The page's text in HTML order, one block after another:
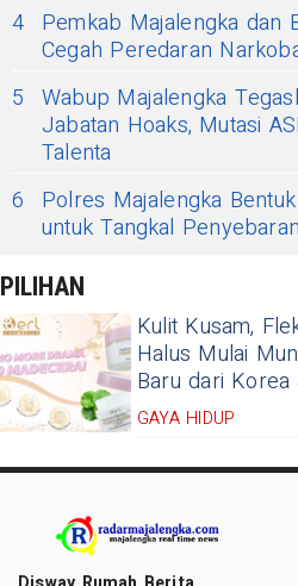
4 Pemkab Majalengka dan
Cegah Peredaran
5 Wabup Majalengka
Jabatan Hoaks, Mutasi
Talenta
6
Polres Majalengka
untuk Tangkal
PILIHAN
Kulit Kusam,
Halus Mulai
Baru dari
GAYA HIDUP